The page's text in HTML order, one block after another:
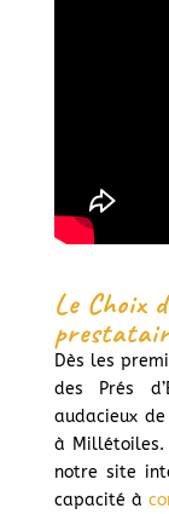
Le Choix
Dès les
des Prés
audacieux
à Millétoiles.
notre site
capacité à